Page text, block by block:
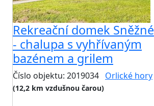
Rekreační domek Sněžné
- chalupa s vyhřívaným
bazénem a grilem
Číslo objektu: 2019034 Orlické hory
(12,2 km vzdušnou čarou)